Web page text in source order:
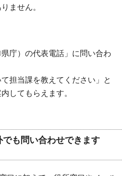
ません。
県庁）の代表電話」に問い合わ
担当課を教えてください」と
してもらえます。
も問い合わせできます